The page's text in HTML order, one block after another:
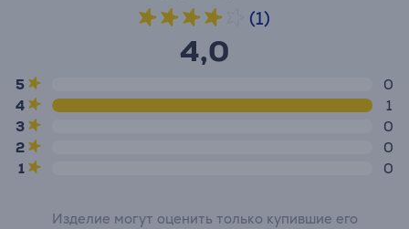
(1)
4,0
5
0
4
1
3
0
2
0
1
0
Изделие могут оценить только купившие его